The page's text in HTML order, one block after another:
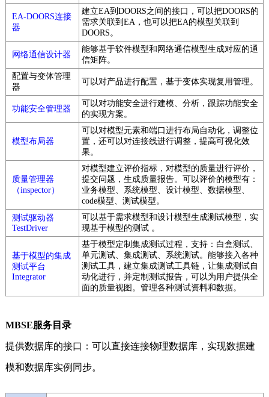
EA-DOORS连接
器
建立EA到DOORS之间的接口，可以把DOORS的
需求关联到EA，也可以把EA的模型关联到
DOORS。
网络通信设计器
能够基于软件模型和网络通信模型生成对应的通
信矩阵。
配置与变体管理
器
可以对产品进行配置，基于变体实现复用管理。
功能安全管理器
可以对功能安全进行建模、分析，跟踪功能安全
的实现方案。
模型布局器
可以对模型元素和端口进行布局自动化，调整位
置，还可以对连接线进行调整，提高可视化效
果。
质量管理器
（inspector）
对模型建立评价指标，对模型的质量进行评价，
提交问题，生成质量报告。可以评价的模型有：
业务模型、系统模型、设计模型、数据模型、
code模型、测试模型。
测试驱动器
TestDriver
可以基于需求模型和设计模型生成测试模型，实
现基于模型的测试 。
基于模型的集成
测试平台
Integrator
基于模型定制集成测试过程，支持：白盒测试、
单元测试、集成测试、系统测试。能够接入各种
测试工具，建立集成测试工具链，让集成测试自
动化进行，并定制测试报告，可以为用户提供全
面的质量视图。管理各种测试资料和数据。
MBSE服务目录
提供数据库的接口：可以直接连接物理数据库，实现数据建
模和数据库实例同步。